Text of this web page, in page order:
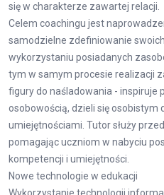
się w charakterze zawartej relacji.
Celem coachingu jest
samodzielne zdefiniowanie
wykorzystaniu posiadanych
tym w samym procesie realizacji
figury do naśladowania - inspiruje
osobowością, dzieli się osobistym
umiejętnościami. Tutor służy
pomagając uczniom w nabyciu
kompetencji i umiejętności.
Nowe technologie w edukacji